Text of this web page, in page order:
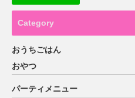
Category
おうちごはん
おやつ
パーティメニュー